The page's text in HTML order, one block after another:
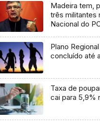
Madeira tem,
três militantes
Nacional do
Plano
concluído até
Taxa de
cai para 5,9%